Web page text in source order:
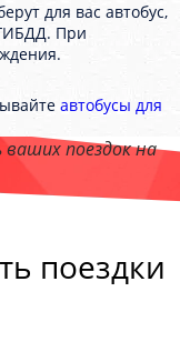
для вас автобус,
При
автобусы для
поездок на
поездки